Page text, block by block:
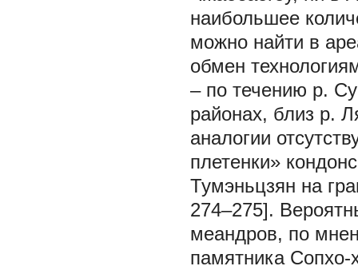
наибольшее
можно найти в
обмен
– по течению р.
районах, близ р.
аналогии
плетенки»
Тумэньцзян на
274–275].
меандров, по
памятника Сопхо-